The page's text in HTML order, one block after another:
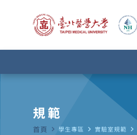
規範
首頁 navigate_next 學生專區 navigate_next 實驗室規範 navigate_next